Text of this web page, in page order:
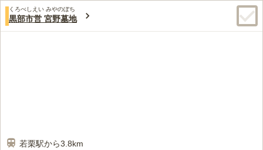
くろべしえい みやのぼち
黒部市営 宮野墓地
若栗駅から3.8km